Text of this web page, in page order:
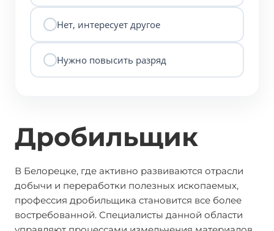
Нет, интересует другое
Нужно повысить разряд
Дробильщик
В Белорецке, где активно развиваются отрасли
добычи и переработки полезных ископаемых,
профессия дробильщика становится все более
востребованной. Специалисты данной области